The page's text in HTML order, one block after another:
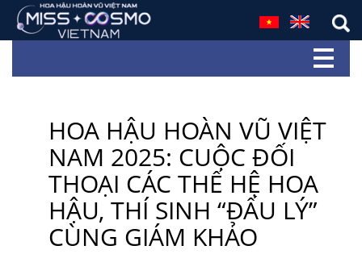
HOA HẬU HOÀN VŨ VIỆT
NAM 2025: CUỘC ĐỐI
THOẠI CÁC THẾ HỆ HOA
HẬU, THÍ SINH “ĐẤU LÝ”
CÙNG GIÁM KHẢO